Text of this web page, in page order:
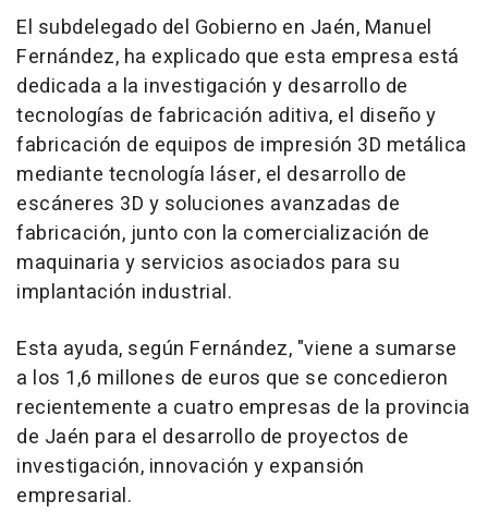
El subdelegado del Gobierno en Jaén, Manuel
Fernández, ha explicado que esta empresa está
dedicada a la investigación y desarrollo de
tecnologías de fabricación aditiva, el diseño y
fabricación de equipos de impresión 3D metálica
mediante tecnología láser, el desarrollo de
escáneres 3D y soluciones avanzadas de
fabricación, junto con la comercialización de
maquinaria y servicios asociados para su
implantación industrial.
Esta ayuda, según Fernández, "viene a sumarse
a los 1,6 millones de euros que se concedieron
recientemente a cuatro empresas de la provincia
de Jaén para el desarrollo de proyectos de
investigación, innovación y expansión
empresarial.